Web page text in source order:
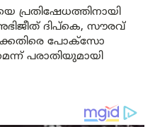
പ്രതിഷേധത്തിനായി
ദിപ്കെ, സൗരവ്
പോക്സോ
പരാതിയുമായി